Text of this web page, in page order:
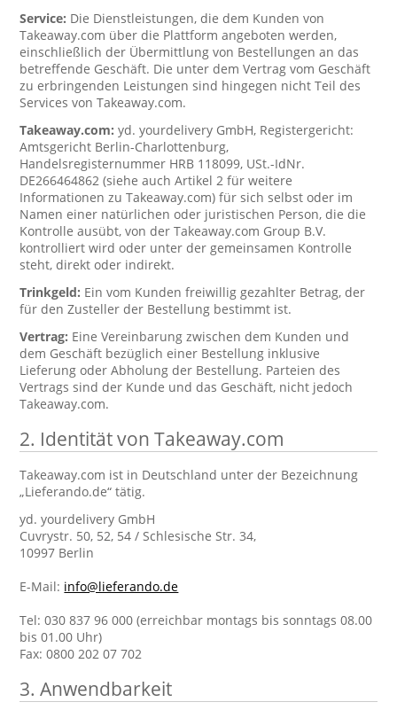
Service: Die Dienstleistungen, die dem Kunden von
Takeaway.com über die Plattform angeboten werden,
einschließlich der Übermittlung von Bestellungen an das
betreffende Geschäft. Die unter dem Vertrag vom Geschäft
zu erbringenden Leistungen sind hingegen nicht Teil des
Services von Takeaway.com.
Takeaway.com:yd. yourdelivery GmbH, Registergericht:
Amtsgericht Berlin-Charlottenburg,
Handelsregisternummer HRB 118099, USt.-IdNr.
DE266464862 (siehe auch Artikel 2 für weitere
Informationen zu Takeaway.com) für sich selbst oder im
Namen einer natürlichen oder juristischen Person, die die
Kontrolle ausübt, von der Takeaway.com Group B.V.
kontrolliert wird oder unter der gemeinsamen Kontrolle
steht, direkt oder indirekt.
Trinkgeld: Ein vom Kunden freiwillig gezahlter Betrag, der
für den Zusteller der Bestellung bestimmt ist.
Vertrag: Eine Vereinbarung zwischen dem Kunden und
dem Geschäft bezüglich einer Bestellung inklusive
Lieferung oder Abholung der Bestellung. Parteien des
Vertrags sind der Kunde und das Geschäft, nicht jedoch
Takeaway.com.
2. Identität von Takeaway.com
Takeaway.com ist in Deutschland unter der Bezeichnung
„Lieferando.de“ tätig.
yd. yourdelivery GmbH
Cuvrystr. 50, 52, 54 / Schlesische Str. 34,
10997 Berlin
E-Mail: info@lieferando.de
Tel: 030 837 96 000 (erreichbar montags bis sonntags 08.00
bis 01.00 Uhr)
Fax: 0800 202 07 702
3. Anwendbarkeit